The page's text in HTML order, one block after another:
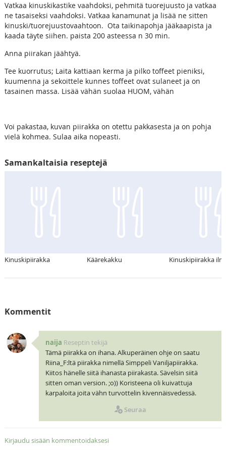
Vatkaa kinuskikastike vaahdoksi, pehmitä tuorejuusto ja vatkaa
ne tasaiseksi vaahdoksi. Vatkaa kanamunat ja lisää ne sitten
kinuski/tuorejuustovaahtoon. Ota taikinapohja jääkaapista ja
kaada täyte siihen. paista 200 asteessa n 30 min.
Anna piirakan jäähtyä.
Tee kuorrutus; Laita kattiaan kerma ja pilko toffeet pieniksi,
kuumenna ja sekoittele kunnes toffeet ovat sulaneet ja on
tasainen massa. Lisää vähän suolaa HUOM, vähän
Voi pakastaa, kuvan piirakka on otettu pakkasesta ja on pohja
vielä kohmea. Sulaa aika nopeasti.
Samankaltaisia reseptejä
Kinuskipiirakka Käärekakku Kinuskipiirakka
Kommentit
naija Reseptin tekijä
Tämä piirakka on ihana. Alkuperäinen ohje on saatu
Riina_F:ltä piirakka nimellä Simppeli Vaniljapiirakka.
Kiitos hänelle siitä ihanasta piirakasta. Sävelsin siitä
sitten oman version. ;o)) Koristeena oli kuivattuja
karpaloita joita vähn turvottelin kivennäisvedessä.
Seuraa
Kirjaudu sisään kommentoidaksesi